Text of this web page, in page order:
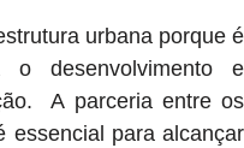
urbana porque é
o desenvolvimento e
A parceria entre os
essencial para alcançar